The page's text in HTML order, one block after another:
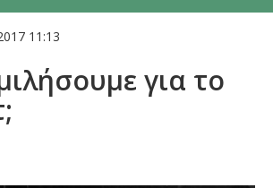
11:13
για το